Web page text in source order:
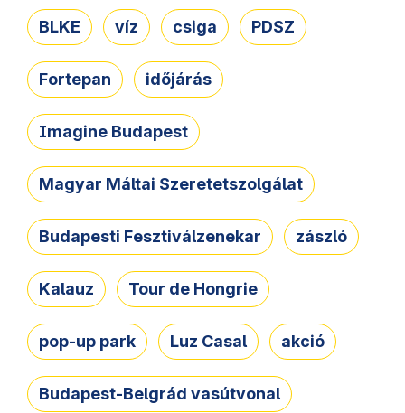
BLKE víz csiga PDSZ
Fortepan időjárás
Imagine Budapest
Magyar Máltai Szeretetszolgálat
Budapesti Fesztiválzenekar zászló
Kalauz Tour de Hongrie
pop-up park Luz Casal akció
Budapest-Belgrád vasútvonal